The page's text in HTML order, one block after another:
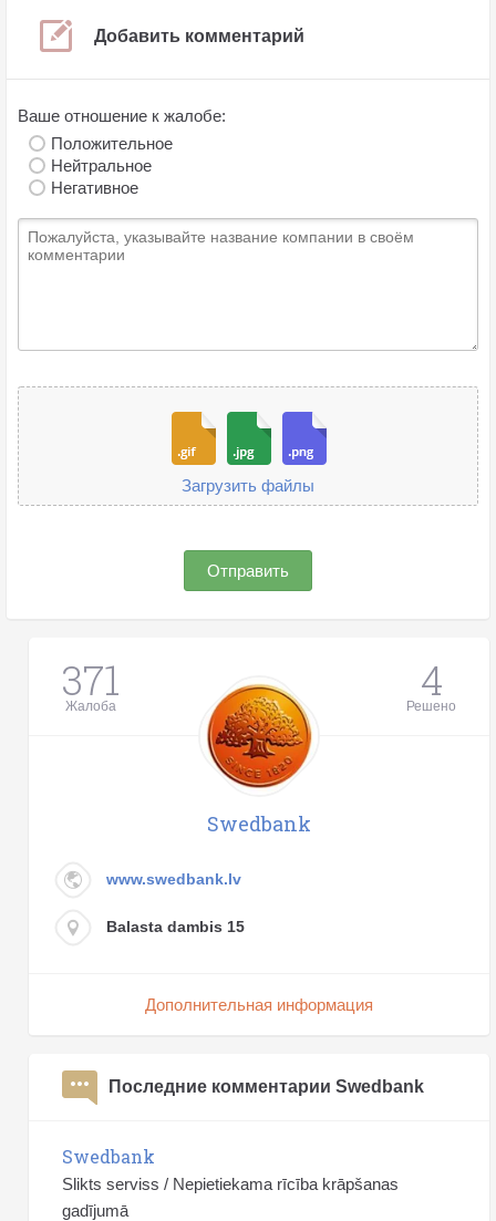
Добавить комментарий
Ваше отношение к жалобе:
Положительное
Нейтральное
Негативное
Загрузить файлы
Отправить
371
Жалоба 4
Решено
Swedbank
www.swedbank.lv
Balasta dambis 15
Дополнительная информация
Последние комментарии Swedbank
Swedbank
Slikts serviss / Nepietiekama rīcība krāpšanas
gadījumā